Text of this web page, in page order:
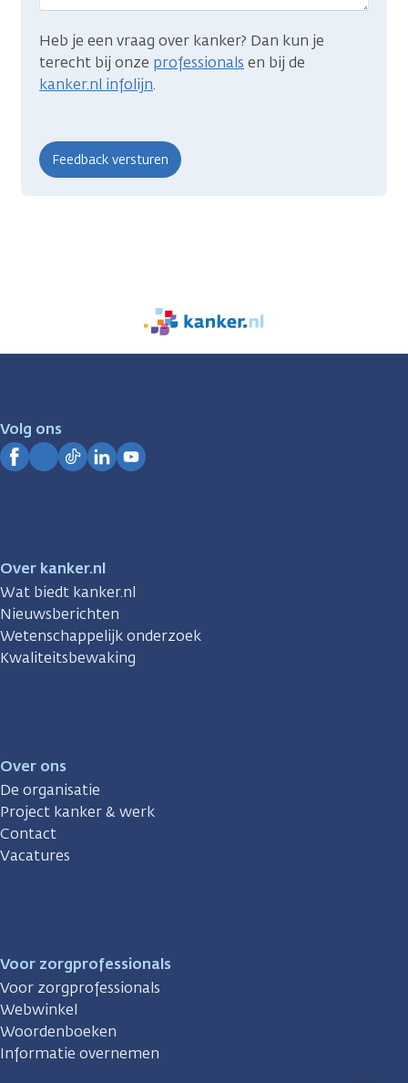
Heb je een vraag over kanker? Dan kun je
terecht bij onze professionals en bij de
kanker.nl infolijn.
We
zijn
Volg ons
Over kanker.nl
Wat biedt kanker.nl
Nieuwsberichten
Wetenschappelijk onderzoek
Kwaliteitsbewaking
Over ons
De organisatie
Project kanker & werk
Contact
Vacatures
Voor zorgprofessionals
Voor zorgprofessionals
Webwinkel
Woordenboeken
Informatie overnemen